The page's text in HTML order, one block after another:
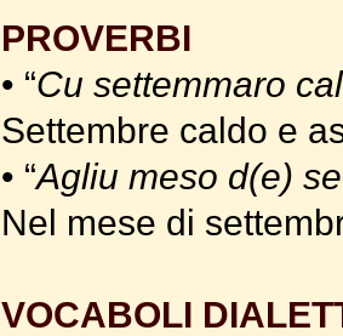
PROVERBI
• “Cu settemmaro
Settembre caldo e
• “Agliu meso d(e)
Nel mese di
VOCABOLI